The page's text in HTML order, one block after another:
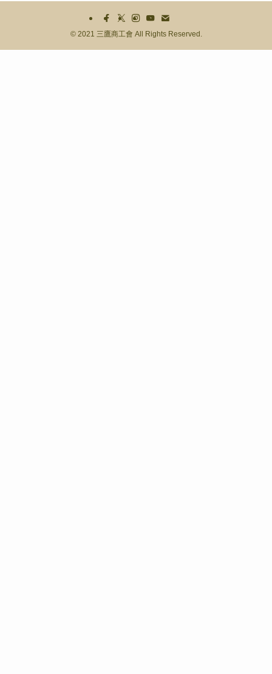
©2021 三鷹商工會 All Rights Reserved.